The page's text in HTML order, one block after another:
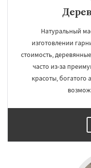
Натуральный
изготовлении
стоимость,
часто из-за
красоты, богатого